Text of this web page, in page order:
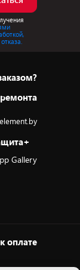
Gallery
оплате